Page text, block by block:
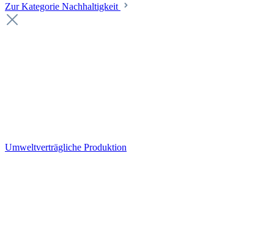
Zur Kategorie Nachhaltigkeit
Umweltverträgliche Produktion